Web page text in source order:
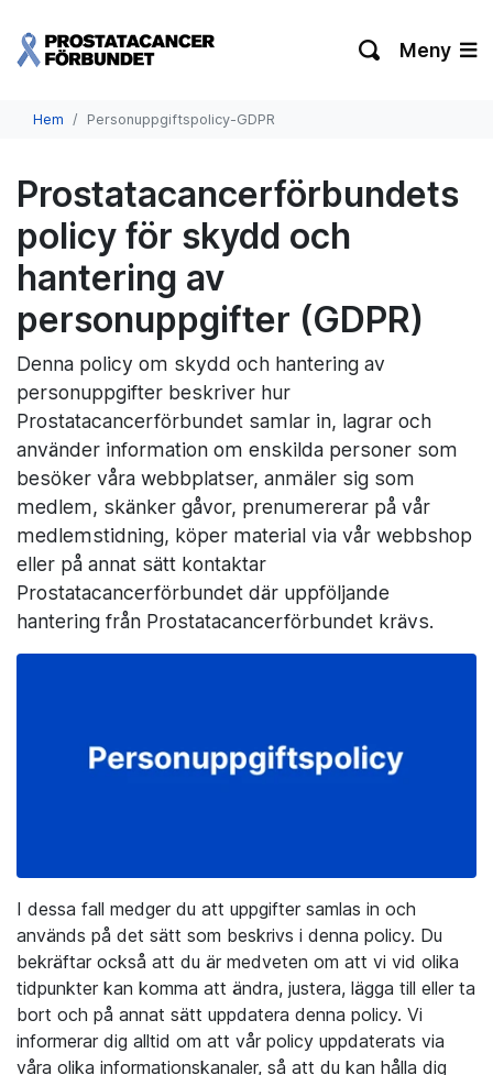
Meny
Hem Personuppgiftspolicy-GDPR
Prostatacancerförbundets
policy för skydd och
hantering av
personuppgifter (GDPR)
Denna policy om skydd och hantering av
personuppgifter beskriver hur
Prostatacancerförbundet samlar in, lagrar och
använder information om enskilda personer som
besöker våra webbplatser, anmäler sig som
medlem, skänker gåvor, prenumererar på vår
medlemstidning, köper material via vår webbshop
eller på annat sätt kontaktar
Prostatacancerförbundet där uppföljande
hantering från Prostatacancerförbundet krävs.
I dessa fall medger du att uppgifter samlas in och
används på det sätt som beskrivs i denna policy. Du
bekräftar också att du är medveten om att vi vid olika
tidpunkter kan komma att ändra, justera, lägga till eller ta
bort och på annat sätt uppdatera denna policy. Vi
informerar dig alltid om att vår policy uppdaterats via
våra olika informationskanaler, så att du kan hålla dig